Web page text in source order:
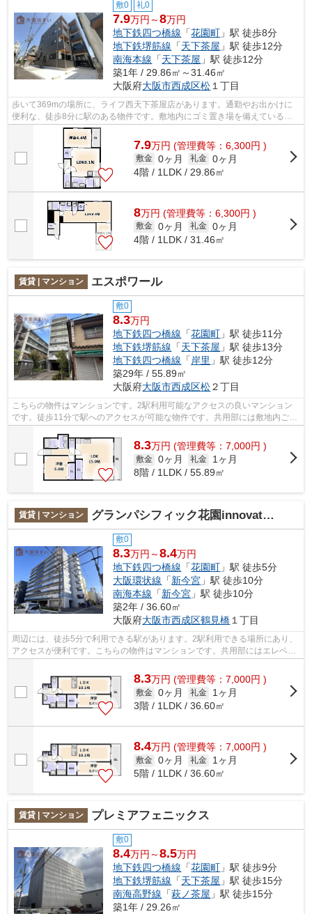
敷0 礼0
7.9万円～8万円
地下鉄四つ橋線 「花園町 」駅 徒歩8分
地下鉄堺筋線 「天下茶屋 」駅 徒歩12分
南海本線 「天下茶屋 」駅 徒歩12分
築1年 / 29.86㎡～31.46㎡
大阪府大阪市西成区松 １丁目
歩いて369mの場所に、ライフ西天下茶屋店があります。通勤やお出かけに
便利な、徒歩8分に駅のある物件です。敷地内にゴミ置き場を備えているの
で、遠くまで運ぶ必要がなくゴミ出しが楽...
7.9万円 (管理費等：6,300円 )
敷金 0ヶ月 礼金 0ヶ月
4階 / 1LDK / 29.86㎡
8万円 (管理費等：6,300円 )
敷金 0ヶ月 礼金 0ヶ月
4階 / 1LDK / 31.46㎡
賃貸 | マンション エスポワール
敷0
8.3万円
地下鉄四つ橋線 「花園町 」駅 徒歩11分
地下鉄堺筋線 「天下茶屋 」駅 徒歩13分
地下鉄四つ橋線 「 岸里 」駅 徒歩12分
築29年 / 55.89㎡
大阪府大阪市西成区松２丁目
こちらの物件はマンションです。2駅利用可能なアクセスの良いマンション
です。徒歩11分で駅へのアクセスが可能な物件です。共用部には敷地内ごみ
置き場・エレベータなどが揃っておりま...
8.3万円 (管理費等：7,000円 )
敷金 0ヶ月 礼金
1ヶ月
8階 / 1LDK / 55.89㎡
賃貸 | マンション グランパシフィック花園innovation
敷0
8.3万円～8.4万円
地下鉄四つ橋線 「花園町 」駅 徒歩5分
大阪環状線 「新今宮 」駅 徒歩10分
南海本線 「新今宮 」駅 徒歩10分
築2年 / 36.60㎡
大阪府大阪市西成区鶴見橋 １丁目
周辺には、徒歩5分で利用できる駅があります。2駅利用できる場所にあり、
アクセスが便利です。こちらの物件はマンションです。共用部にはエレベー
タ・敷地内ごみ置き場などが備わって...
8.3万円 (管理費等：7,000円 )
敷金 0ヶ月 礼金
1ヶ月
3階 / 1LDK / 36.60㎡
8.4万円 (管理費等：7,000円 )
敷金 0ヶ月 礼金
1ヶ月
5階 / 1LDK / 36.60㎡
賃貸 | マンション プレミアフェニックス
敷0
8.4万円～8.5万円
地下鉄四つ橋線 「花園町 」駅 徒歩9分
地下鉄堺筋線 「天下茶屋 」駅 徒歩15分
南海高野線 「萩ノ茶屋 」駅 徒歩15分
築1年 / 29.26㎡